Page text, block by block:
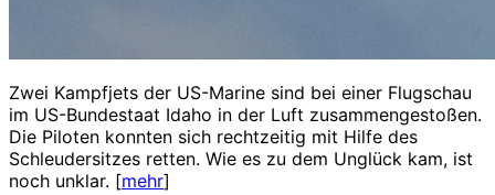
Zwei Kampfjets der US-Marine sind bei einer Flugschau
im US-Bundestaat Idaho in der Luft zusammengestoßen.
Die Piloten konnten sich rechtzeitig mit Hilfe des
Schleudersitzes retten. Wie es zu dem Unglück kam, ist
noch unklar. [mehr]